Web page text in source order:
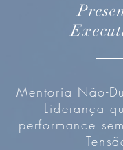
Mentoria Não-
Liderança
performance